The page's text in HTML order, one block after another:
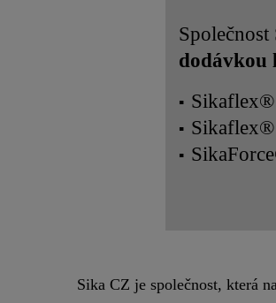
dodávkou
Sikaflex®
Sika CZ je společnost, která